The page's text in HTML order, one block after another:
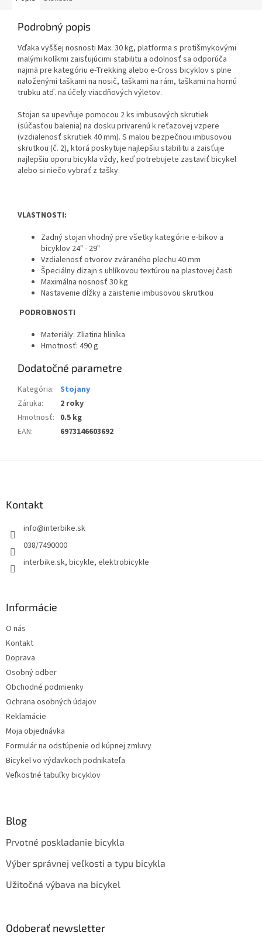
Podrobný popis
Vďaka vyššej nosnosti Max. 30 kg, platforma s protišmykovými
malými kolíkmi zaisťujúcimi stabilitu a odolnosť sa odporúča
najmä pre kategóriu e-Trekking alebo e-Cross bicyklov s plne
naloženými taškami na nosič, taškami na rám, taškami na hornú
trubku atď. na účely viacdňových výletov.
Stojan sa upevňuje pomocou 2 ks imbusových skrutiek
(súčasťou balenia) na dosku privarenú k reťazovej vzpere
(vzdialenosť skrutiek 40 mm). S malou bezpečnou imbusovou
skrutkou (č. 2), ktorá poskytuje najlepšiu stabilitu a zaisťuje
najlepšiu oporu bicykla vždy, keď potrebujete zastaviť bicykel
alebo si niečo vybrať z tašky.
VLASTNOSTI:
Zadný stojan vhodný pre všetky kategórie e-bikov a
bicyklov 24" - 29"
Vzdialenosť otvorov zváraného plechu 40 mm
Špeciálny dizajn s uhlíkovou textúrou na plastovej časti
Maximálna nosnosť 30 kg
Nastavenie dĺžky a zaistenie imbusovou skrutkou
PODROBNOSTI
Materiály: Zliatina hliníka
Hmotnosť: 490 g
Dodatočné parametre
Kategória: Stojany
Záruka:
2 roky
Hmotnosť: 0.5 kg
EAN: 6973146603692
Kontakt
info@interbike.sk
038/7490000
interbike.sk, bicykle, elektrobicykle
Informácie
O nás
Kontakt
Doprava
Osobný odber
Obchodné podmienky
Ochrana osobných údajov
Reklamácie
Moja objednávka
Formulár na odstúpenie od kúpnej zmluvy
Bicykel vo výdavkoch podnikateľa
Veľkostné tabuľky bicyklov
Blog
Prvotné poskladanie bicykla
Výber správnej veľkosti a typu bicykla
Užitočná výbava na bicykel
Odoberať newsletter